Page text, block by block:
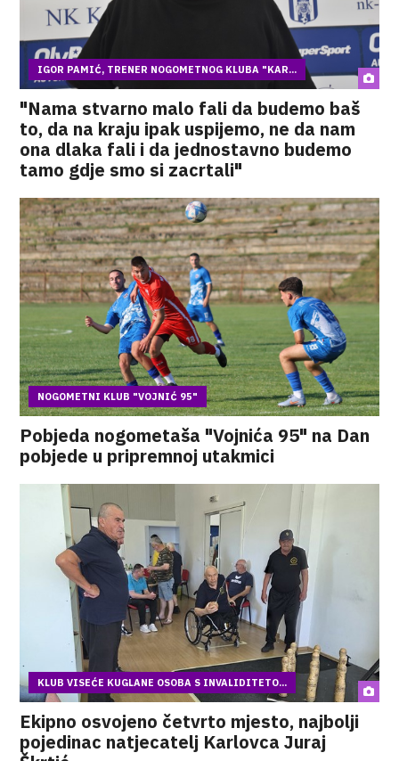
IGOR PAMIĆ, TRENER NOGOMETNOG KLUBA "KAR...
"Nama stvarno malo fali da budemo baš
to, da na kraju ipak uspijemo, ne da nam
ona dlaka fali i da jednostavno budemo
tamo gdje smo si zacrtali"
NOGOMETNI KLUB "VOJNIĆ 95"
Pobjeda nogometaša "Vojnića 95" na Dan
pobjede u pripremnoj utakmici
KLUB VISEĆE KUGLANE OSOBA S INVALIDITETO...
Ekipno osvojeno četvrto mjesto, najbolji
pojedinac natjecatelj Karlovca Juraj